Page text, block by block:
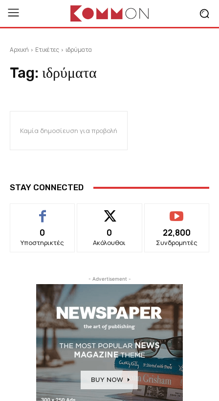
Αρχική Ετικέτες ιδρύματα
Tag: ιδρύματα
Καμία δημοσίευση για προβολή
STAY CONNECTED
0
Υποστηρικτές
0
Ακόλουθοι
22,800
Συνδρομητές
- Advertisement -